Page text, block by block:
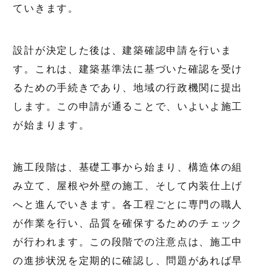
ていきます。
設計が決定した後は、建築確認申請を行いま
す。これは、建築基準法に基づいた確認を受け
るための手続きであり、地域の行政機関に提出
します。この申請が通ることで、いよいよ施工
が始まります。
施工段階は、基礎工事から始まり、構造体の組
み立て、屋根や外壁の施工、そして内装仕上げ
へと進んでいきます。各工程ごとに専門の職人
が作業を行い、品質を確保するためのチェック
が行われます。この段階での注意点は、施工中
の進捗状況を定期的に確認し、問題があれば早